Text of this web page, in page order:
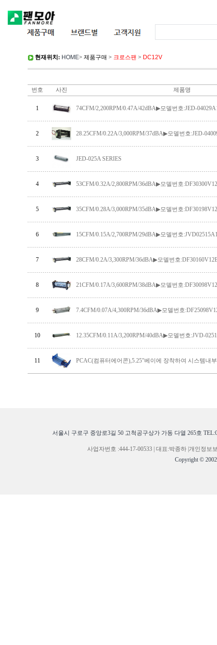
현재위치: HOME> 제품구매 > 크로스팬 > DC12V
번호 사진 제품명
1 74CFM/2,200RPM/0.47A/42dBA▶모델번호:JED-
2 28.25CFM/0.22A/3,000RPM/37dBA▶모델번호:JED-
3 JED-025A SERIES
4 53CFM/0.32A/2,800RPM/36dBA▶모델번호
5 35CFM/0.28A/3,000RPM/35dBA▶모델번호
6 15CFM/0.15A/2,700RPM/29dBA▶모델번호
7 28CFM/0.2A/3,300RPM/36dBA▶모델번호
8 21CFM/0.17A/3,600RPM/38dBA▶모델번호
9 7.4CFM/0.07A/4,300RPM/36dBA▶모델번호
10 12.35CFM/0.11A/3,200RPM/40dBA▶모델번호:JVD-
11 PCAC(컴퓨터에어콘),5.25"베이에 장착하여 시스템내
서울시 구로구 중앙로3길 50 고척공구상가 가동 다열 265호
사업자번호 :444-17-00533 | 대표:박종하 |개인정
Copyright ©